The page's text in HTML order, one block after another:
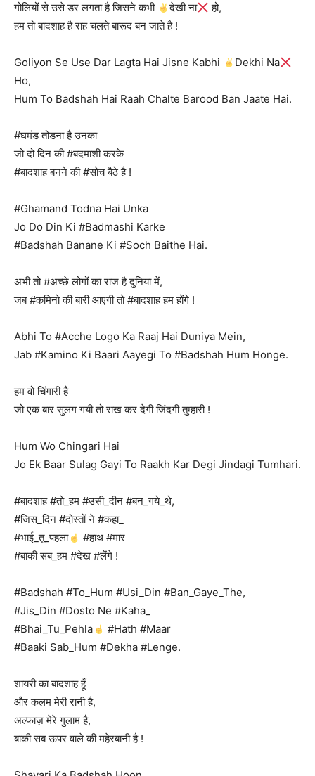
गोलियों से उसे डर लगता है जिसने कभी देखी ना
हो,
हम तो बादशाह है राह चलते बारूद बन जाते है !
Goliyon Se Use Dar Lagta Hai Jisne Kabhi
Dekhi Na
Ho,
Hum To Badshah Hai Raah Chalte Barood Ban Jaate Hai.
#घमंड तोडना है उनका
जो दो दिन की #बदमाशी करके
#बादशाह बनने की #सोच बैठे है !
#Ghamand Todna Hai Unka
Jo Do Din Ki #Badmashi Karke
#Badshah Banane Ki #Soch Baithe Hai.
अभी तो #अच्छे लोगों का राज है दुनिया में,
जब #कमिनो की बारी आएगी तो #बादशाह हम होंगे !
Abhi To #Acche Logo Ka Raaj Hai Duniya Mein,
Jab #Kamino Ki Baari Aayegi To #Badshah Hum Honge.
हम वो चिंगारी है
जो एक बार सुलग गयी तो राख कर देगी जिंदगी तुम्हारी !
Hum Wo Chingari Hai
Jo Ek Baar Sulag Gayi To Raakh Kar Degi Jindagi Tumhari.
#बादशाह #तो_हम #उसी_दीन #बन_गये_थे,
#जिस_दिन #दोस्तों ने #कहा_
#भाई_तू_पहला
#हाथ #मार
#बाकी सब_हम #देख #लेंगे !
#Badshah #To_Hum #Usi_Din #Ban_Gaye_The,
#Jis_Din #Dosto Ne #Kaha_
#Bhai_Tu_Pehla
#Hath #Maar
#Baaki Sab_Hum #Dekha #Lenge.
शायरी का बादशाह हूँ
और कलम मेरी रानी है,
अल्फाज़ मेरे गुलाम है,
बाकी सब ऊपर वाले की महेरबानी है !